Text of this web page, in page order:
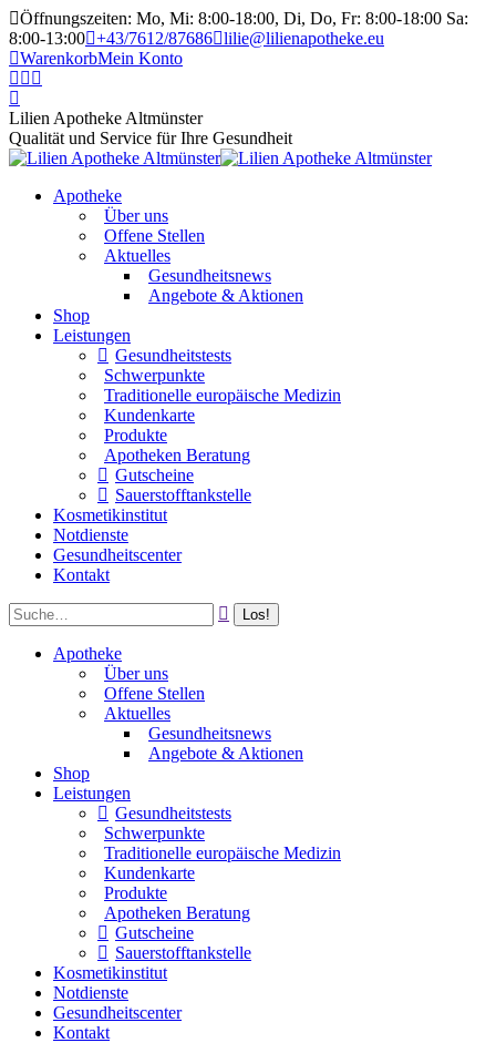
Öffnungszeiten: Mo, Mi: 8:00-18:00, Di, Do, Fr: 8:00-18:00 Sa:
8:00-13:00 +43/7612/87686 lilie@lilienapotheke.eu
WarenkorbMein Konto
Lilien Apotheke Altmünster
Qualität und Service für Ihre Gesundheit
Apotheke
Über uns
Offene Stellen
Aktuelles
Gesundheitsnews
Angebote & Aktionen
Shop
Leistungen
Gesundheitstests
Schwerpunkte
Traditionelle europäische Medizin
Kundenkarte
Produkte
Apotheken Beratung
Gutscheine
Sauerstofftankstelle
Kosmetikinstitut
Notdienste
Gesundheitscenter
Kontakt
Apotheke
Über uns
Offene Stellen
Aktuelles
Gesundheitsnews
Angebote & Aktionen
Shop
Leistungen
Gesundheitstests
Schwerpunkte
Traditionelle europäische Medizin
Kundenkarte
Produkte
Apotheken Beratung
Gutscheine
Sauerstofftankstelle
Kosmetikinstitut
Notdienste
Gesundheitscenter
Kontakt